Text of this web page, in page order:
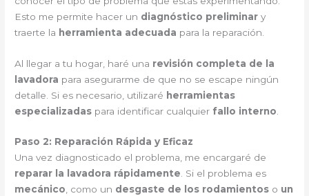
Esto me permite hacer un diagnóstico preliminar y
traerte la herramienta adecuada para la reparación.
Al llegar a tu hogar, haré una revisión completa de la
lavadora para asegurarme de que no se escape ningún
detalle. Si es necesario, utilizaré herramientas
especializadas para identificar cualquier fallo interno
Paso 2: Reparación Rápida y Eficaz
Una vez diagnosticado el problema, me encargaré de
reparar la lavadora rápidamente. Si el problema es
mecánico, como un desgaste de los rodamientos o un